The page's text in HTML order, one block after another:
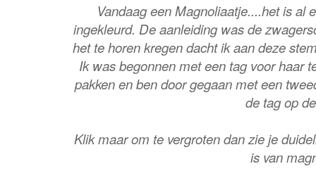
Vandaag een Magnoliaatje....het is al
ingekleurd. De aanleiding was de
het te horen kregen dacht ik aan deze
Ik was begonnen met een tag voor haar
pakken en ben door gegaan met een
de tag op
Klik maar om te vergroten dan zie je
is van